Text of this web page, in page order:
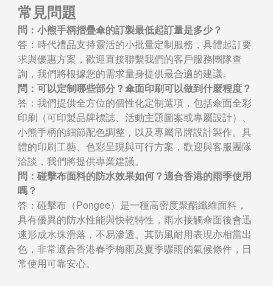
常見問題
問：小熊手柄摺疊傘的訂製最低起訂量是多少？
答：時代禮品支持靈活的小批量定制服務，具體起訂要
求與優惠方案，歡迎直接聯繫我們的客戶服務團隊查
詢，我們將根據您的需求量身提供最合適的建議。
問：可以定制哪些部分？傘面印刷可以做到什麼程度？
答：我們提供全方位的個性化定制選項，包括傘面全彩
印刷（可印製品牌標誌、活動主題圖案或專屬設計）、
小熊手柄的細節配色調整，以及專屬吊牌設計製作。具
體的印刷工藝、色彩呈現與可行方案，歡迎與客服團隊
洽談，我們將提供專業建議。
問：碰擊布面料的防水效果如何？適合香港的雨季使用
嗎？
答：碰擊布（Pongee）是一種高密度聚酯纖維面料，
具有優異的防水性能與快乾特性，雨水接觸傘面後會迅
速形成水珠滑落，不易滲透。其防風耐用表現亦相當出
色，非常適合香港春季梅雨及夏季驟雨的氣候條件，日
常使用可靠安心。